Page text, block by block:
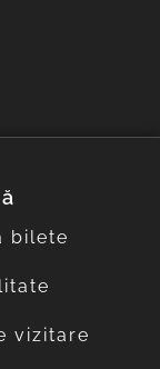
bilete
vizitare